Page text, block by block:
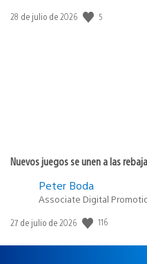
Fecha
28 de julio de 2026 5
Nuevos juegos se unen a las
Peter Boda
Associate Digital
Fecha
publicación:
27 de julio de 2026 116